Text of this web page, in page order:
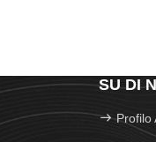
SU DI
Profilo